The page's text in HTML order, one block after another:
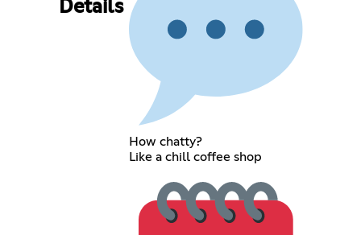
Details
How chatty?
Like a chill coffee shop